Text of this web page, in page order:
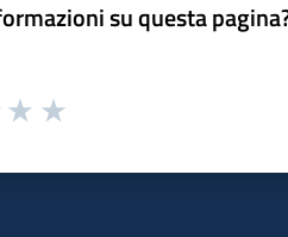
su questa